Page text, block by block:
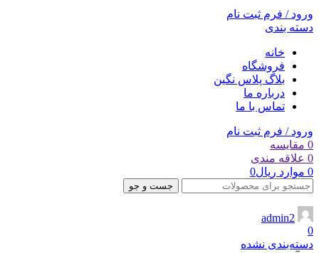
ورود / فرم ثبت نام
دسته بندی
خانه
فروشگاه
بلاگ پلاس نگین
درباره ما
تماس با ما
ورود / فرم ثبت نام
0 مقایسه
0 علاقه مندی
0 موارد ریال0
جست و جو
admin2
0
دسته‌بندی نشده